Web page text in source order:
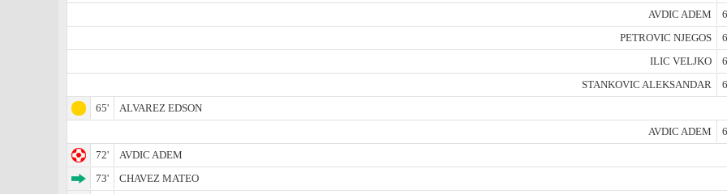
AVDIC ADEM
PETROVIC NJEGOS
ILIC VELJKO
STANKOVIC ALEKSANDAR
65'
ALVAREZ EDSON
AVDIC ADEM
72'
AVDIC ADEM
73'
CHAVEZ MATEO